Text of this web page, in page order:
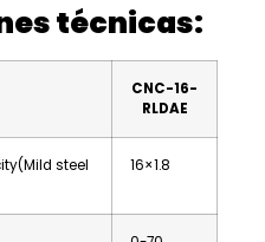
técnicas:
CNC-16-
RLDAE
steel
16×1.8